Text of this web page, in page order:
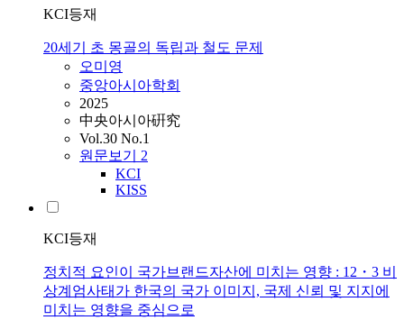
KCI등재
20세기 초 몽골의 독립과 철도 문제
오미영
중앙아시아학회
2025
中央아시아硏究
Vol.30 No.1
원문보기 2
KCI
KISS
KCI등재
정치적 요인이 국가브랜드자산에 미치는 영향 : 12・3 비
상계엄사태가 한국의 국가 이미지, 국제 신뢰 및 지지에
미치는 영향을 중심으로